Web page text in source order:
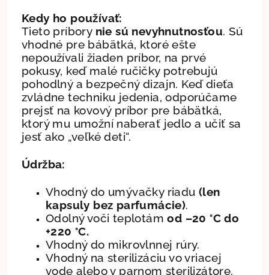
Kedy ho používať:
Tieto príbory nie sú nevyhnutnosťou. Sú
vhodné pre bábätká, ktoré ešte
nepoužívali žiaden príbor, na prvé
pokusy, keď malé ručičky potrebujú
pohodlný a bezpečný dizajn. Keď dieťa
zvládne techniku jedenia, odporúčame
prejsť na kovový príbor pre bábätká,
ktorý mu umožní naberať jedlo a učiť sa
jesť ako „veľké deti“.
Údržba:
Vhodný do umývačky riadu (len
kapsuly bez parfumácie).
Odolný voči teplotámod –20 °C do
+220 °C.
Vhodný do mikrovlnnej rúry.
Vhodný na sterilizáciu vo vriacej
vode alebo v parnom sterilizátore.